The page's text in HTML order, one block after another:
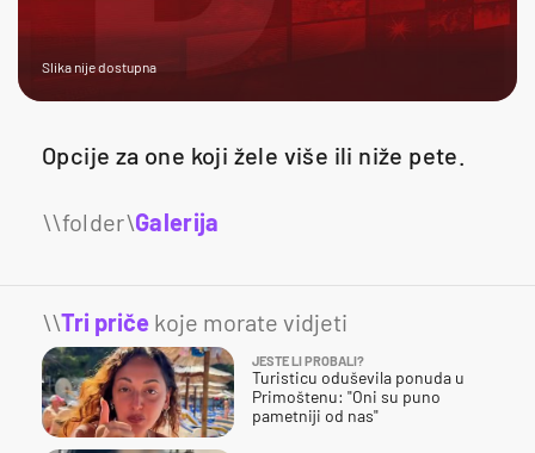
Slika nije dostupna
Opcije za one koji žele više ili niže pete.
Galerija
\\Tri priče koje morate vidjeti
JESTE LI PROBALI?
Turisticu oduševila ponuda u
Primoštenu: "Oni su puno
pametniji od nas"